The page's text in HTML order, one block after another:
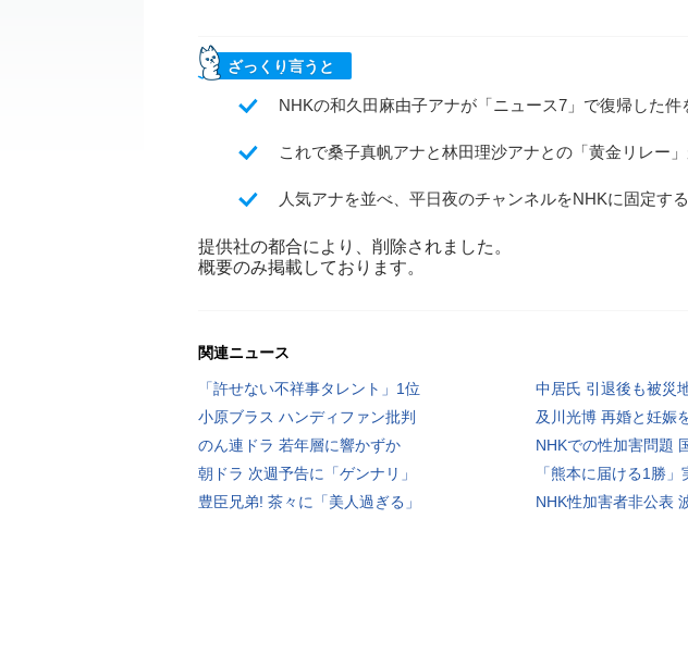
ざっくり言うと
NHKの和久田麻由子アナが「ニュース7」で復帰した件
これで桑子真帆アナと林田理沙アナとの「黄金リレー
人気アナを並べ、平日夜のチャンネルをNHKに固定す
提供社の都合により、削除されました。
概要のみ掲載しております。
関連ニュース
「許せない不祥事タレント」1位
中居氏 引退後も被災
小原ブラス ハンディファン批判
及川光博 再婚と妊娠
のん連ドラ 若年層に響かずか
NHKでの性加害問題
朝ドラ 次週予告に「ゲンナリ」
「熊本に届ける1勝
豊臣兄弟! 茶々に「美人過ぎる」
NHK性加害者非公表